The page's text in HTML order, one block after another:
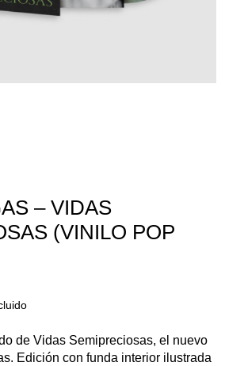
– VIDAS
(VINILO POP
de Vidas Semipreciosas, el nuevo
Edición con funda interior ilustrada